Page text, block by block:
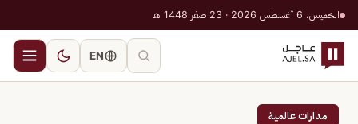
الخميس، 6 أغسطس 2026 · 23 صفر 1448 هـ
EN
مدارات عالمية